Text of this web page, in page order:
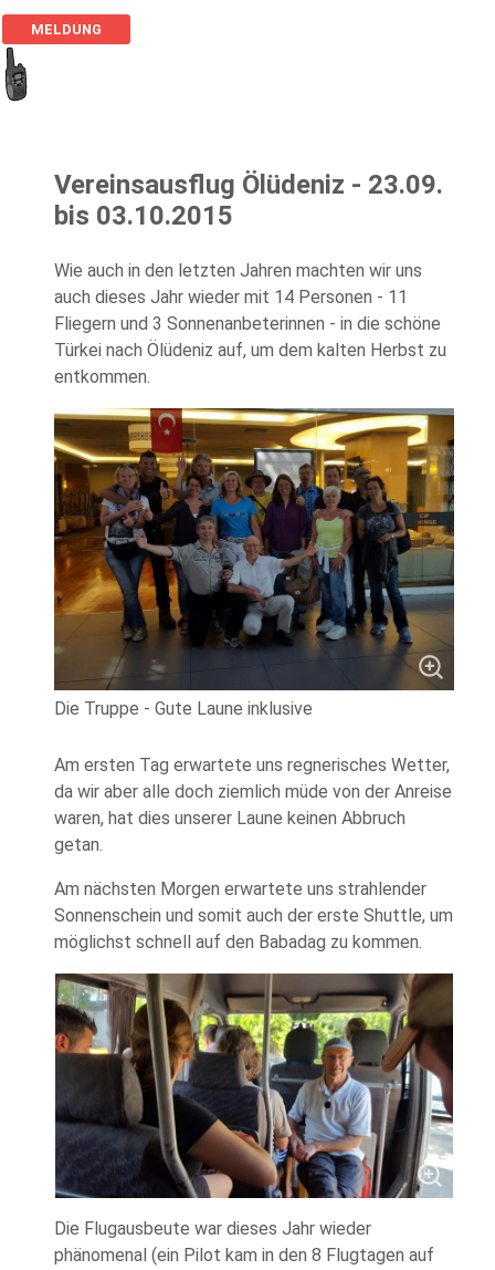
MELDUNG
Vereinsausflug Ölüdeniz - 23.09.
bis 03.10.2015
Wie auch in den letzten Jahren machten wir uns
auch dieses Jahr wieder mit 14 Personen - 11
Fliegern und 3 Sonnenanbeterinnen - in die schöne
Türkei nach Ölüdeniz auf, um dem kalten Herbst zu
entkommen.
Die Truppe - Gute Laune inklusive
Am ersten Tag erwartete uns regnerisches Wetter,
da wir aber alle doch ziemlich müde von der Anreise
waren, hat dies unserer Laune keinen Abbruch
getan.
Am nächsten Morgen erwartete uns strahlender
Sonnenschein und somit auch der erste Shuttle, um
möglichst schnell auf den Babadag zu kommen.
Die Flugausbeute war dieses Jahr wieder
phänomenal (ein Pilot kam in den 8 Flugtagen auf